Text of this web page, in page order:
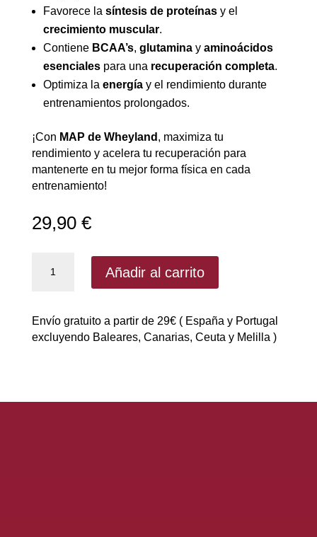
Favorece la síntesis de proteínasy el
crecimiento muscular.
Contiene BCAA’s, glutaminay aminoácidos
esencialespara una recuperación completa.
Optimiza la energíay el rendimiento durante
entrenamientos prolongados.
¡Con MAP de Wheyland , maximiza tu
rendimiento y acelera tu recuperación para
mantenerte en tu mejor forma física en cada
entrenamiento!
29,90 €
|
Aminoacidos
Añadir al carrito
Envío gratuito a partir de 29€ ( España y Portugal
excluyendo Baleares, Canarias, Ceuta y Melilla )